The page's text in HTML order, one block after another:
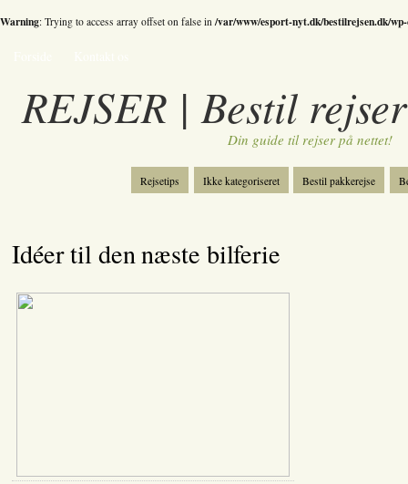
Warning: Trying to access array offset on false in/var/www/esport-nyt.dk/bestilrejsen.dk/
REJSER | Bestil
Din guide til rejser på nettet!
Rejsetips Ikke kategoriseret Bestil pakkerejse
Idéer til den næste bilferie